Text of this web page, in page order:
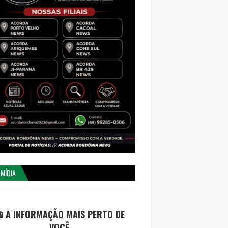
A INFORMAÇÃO MAIS PERTO DE